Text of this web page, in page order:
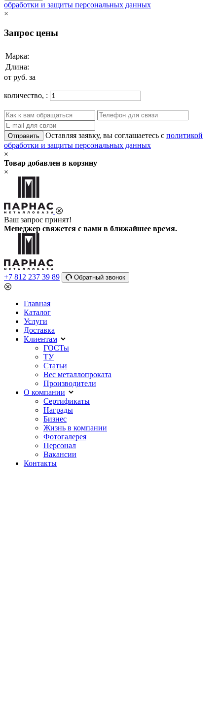
обработки и защиты персональных данных
×
Запрос цены
Марка:
Длина:
от руб. за
количество, :
Отправить Оставляя заявку, вы соглашаетесь с политикой
обработки и защиты персональных данных
×
Товар добавлен в корзину
×
Ваш запрос принят!
Менеджер свяжется с вами в ближайшее время.
+7 812 237 39 89 Обратный звонок
Главная
Каталог
Услуги
Доставка
Клиентам
ГОСТы
ТУ
Статьи
Вес металлопроката
Производители
О компании
Сертификаты
Награды
Бизнес
Жизнь в компании
Фотогалерея
Персонал
Вакансии
Контакты